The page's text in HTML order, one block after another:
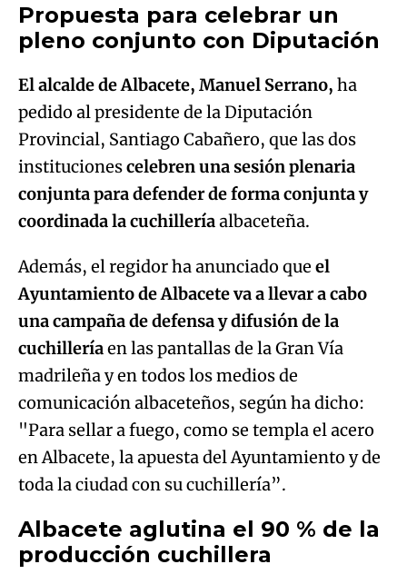
Propuesta para celebrar un
pleno conjunto con Diputación
El alcalde de Albacete, Manuel Serrano, ha
pedido al presidente de la Diputación
Provincial, Santiago Cabañero, que las dos
institucionescelebren una sesión plenaria
conjunta para defender de forma conjunta y
coordinada la cuchilleríaalbaceteña.
Además, el regidor ha anunciado que el
Ayuntamiento de Albacete va a llevar a cabo
una campaña de defensa y difusión de la
cuchilleríaen las pantallas de la Gran Vía
madrileña y en todos los medios de
comunicación albaceteños, según ha dicho:
"Para sellar a fuego, como se templa el acero
en Albacete, la apuesta del Ayuntamiento y de
toda la ciudad con su cuchillería”.
Albacete aglutina el 90 % de la
producción cuchillera